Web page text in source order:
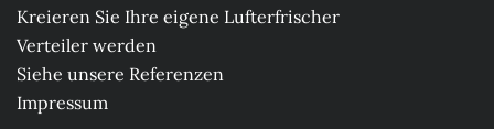
Kreieren Sie Ihre eigene Lufterfrischer
Verteiler werden
Siehe unsere Referenzen
Impressum